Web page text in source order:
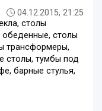
04.12.2015, 21:25
столы
обеденные, столы
трансформеры,
столы, тумбы под
барные стулья,